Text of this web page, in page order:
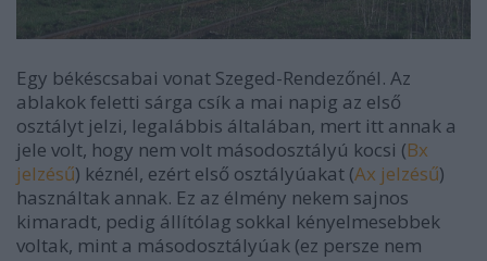
Egy békéscsabai vonat Szeged-Rendezőnél. Az
ablakok feletti sárga csík a mai napig az első
osztályt jelzi, legalábbis általában, mert itt annak a
jele volt, hogy nem volt másodosztályú kocsi (Bx
jelzésű) kéznél, ezért első osztályúakat (Ax jelzésű)
használtak annak. Ez az élmény nekem sajnos
kimaradt, pedig állítólag sokkal kényelmesebbek
voltak, mint a másodosztályúak (ez persze nem